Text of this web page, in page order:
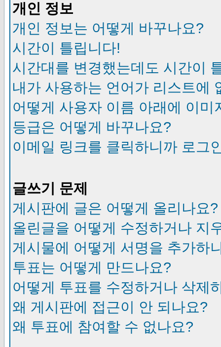
개인 정보
개인 정보는 어떻게 바꾸나요?
시간이 틀립니다!
시간대를 변경했는데도 시간이
내가 사용하는 언어가 리스트에
어떻게 사용자 이름 아래에 이미
등급은 어떻게 바꾸나요?
이메일 링크를 클릭하니까 로그
글쓰기 문제
게시판에 글은 어떻게 올리나요?
올린글을 어떻게 수정하거나 지
게시물에 어떻게 서명을 추가하
투표는 어떻게 만드나요?
어떻게 투표를 수정하거나 삭제
왜 게시판에 접근이 안 되나요?
왜 투표에 참여할 수 없나요?